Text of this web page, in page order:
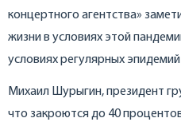
концертного агентства»
жизни в условиях этой
условиях регулярных эпидемий
Михаил Шурыгин, президент
что закроются до 40